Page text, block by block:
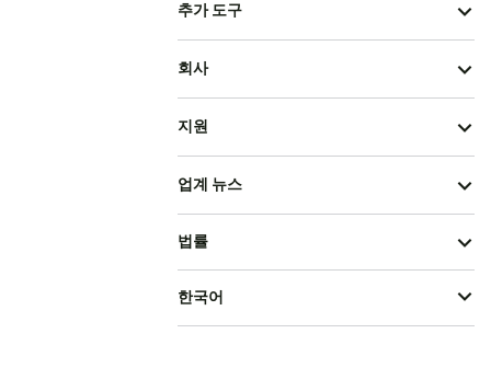
추가 도구
회사
지원
업계 뉴스
법률
한국어